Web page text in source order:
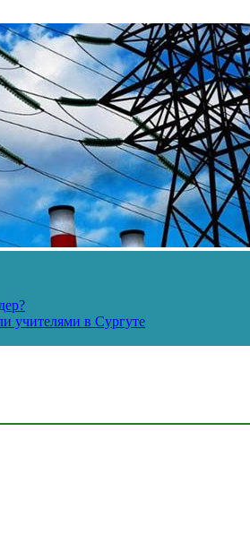
учителями в Сургуте